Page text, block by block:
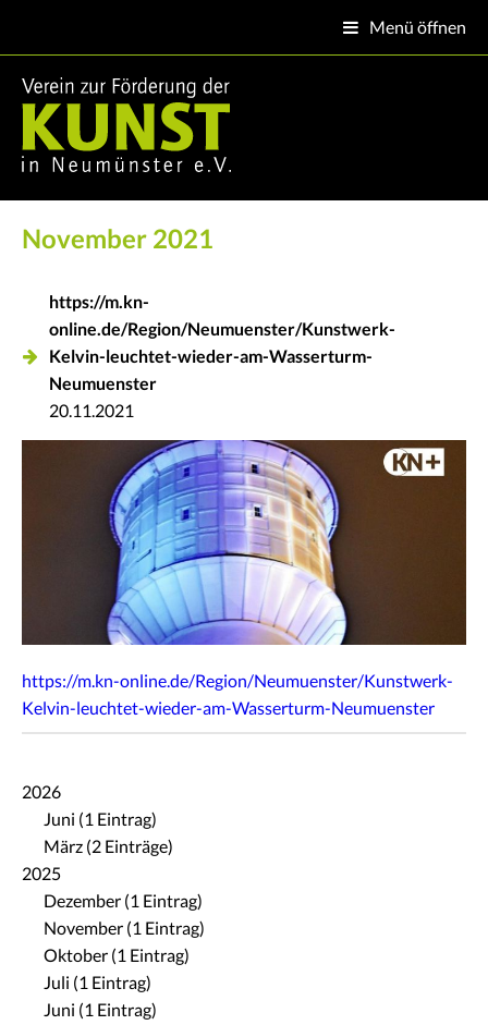
 Menü öffnen
November 2021
https://m.kn-
online.de/Region/Neumuenster/Kunstwerk-
Kelvin-leuchtet-wieder-am-Wasserturm-
Neumuenster
20.11.2021
https://m.kn-online.de/Region/Neumuenster/Kunstwerk-
Kelvin-leuchtet-wieder-am-Wasserturm-Neumuenster
2026
Juni (1 Eintrag)
März (2 Einträge)
2025
Dezember (1 Eintrag)
November (1 Eintrag)
Oktober (1 Eintrag)
Juli (1 Eintrag)
Juni (1 Eintrag)